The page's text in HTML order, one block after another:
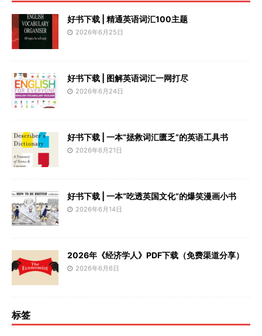
好书下载 | 精通英语词汇100主题
2026年6月25日
好书下载 | 图解英语词汇一网打尽
2026年6月24日
好书下载 | 一本“拯救词汇匮乏”的英语工具书
2026年6月21日
好书下载 | 一本“吃透英国文化”的爆笑漫画小书
2026年6月14日
2026年《经济学人》PDF下载（免费渠道分享）
2026年6月6日
标签